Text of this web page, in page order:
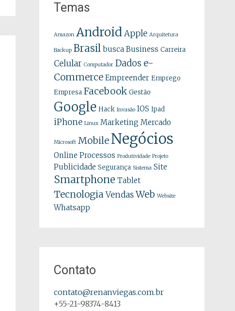
Temas
Amazon AndroidApple Arquitetura
Backup Brasil busca Business Carreira
Celular Computador Dados e-
Commerce Empreender Emprego
Empresa Facebook Gestão
Google Hack Invasão IOS Ipad
iPhone Linux Marketing Mercado
Microsoft Mobile Negócios
Online Processos Produtividade Projeto
Publicidade Segurança Sistema Site
Smartphone Tablet
TecnologiaVendasWeb Website
Whatsapp
Contato
contato@renanviegas.com.br
+55-21-98374-8413